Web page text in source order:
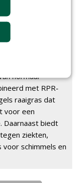
die
laag
sneller na
normaal
met RPR-
raaigras dat
voor een
Daarnaast biedt
ziekten,
schimmels en